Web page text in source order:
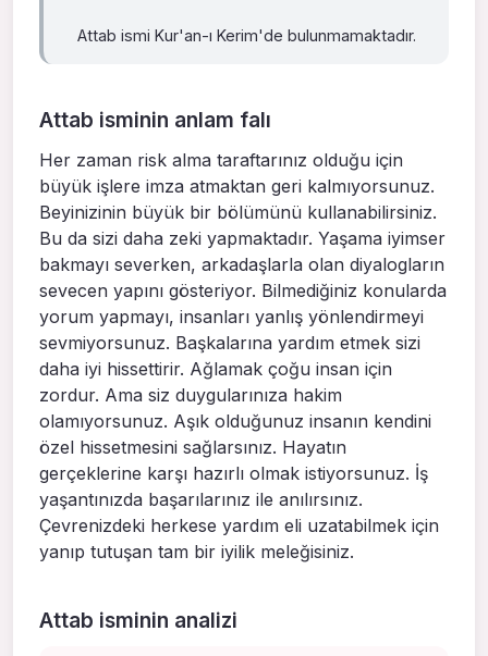
Attab ismi Kur'an-ı Kerim'de bulunmamaktadır.
Attab isminin anlam falı
Her zaman risk alma taraftarınız olduğu için
büyük işlere imza atmaktan geri kalmıyorsunuz.
Beyinizinin büyük bir bölümünü kullanabilirsiniz.
Bu da sizi daha zeki yapmaktadır. Yaşama iyimser
bakmayı severken, arkadaşlarla olan diyalogların
sevecen yapını gösteriyor. Bilmediğiniz konularda
yorum yapmayı, insanları yanlış yönlendirmeyi
sevmiyorsunuz. Başkalarına yardım etmek sizi
daha iyi hissettirir. Ağlamak çoğu insan için
zordur. Ama siz duygularınıza hakim
olamıyorsunuz. Aşık olduğunuz insanın kendini
özel hissetmesini sağlarsınız. Hayatın
gerçeklerine karşı hazırlı olmak istiyorsunuz. İş
yaşantınızda başarılarınız ile anılırsınız.
Çevrenizdeki herkese yardım eli uzatabilmek için
yanıp tutuşan tam bir iyilik meleğisiniz.
Attab isminin analizi